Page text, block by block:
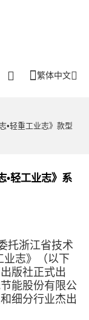
繁体中文
•轻重工业志》款型
•轻工业志》系
托浙江省技术
业志》（以下
版社正式出
能股份有限公
细分行业杰出